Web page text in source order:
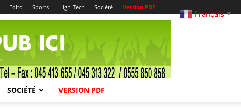
Edito Sports High-Tech Société Version PDF
SOCIÉTÉ VERSION PDF
Français ▼